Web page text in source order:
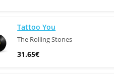
Tattoo You
The Rolling Stones
31.65€